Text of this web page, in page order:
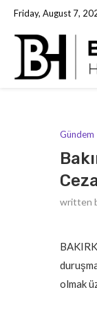
Friday, August 7,
Gündem
written
olmak